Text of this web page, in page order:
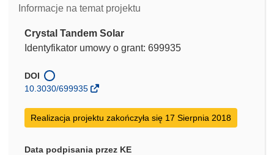
Informacje na temat projektu
Crystal Tandem Solar
Identyfikator umowy o grant: 699935
DOI
10.3030/699935
Realizacja projektu zakończyła się 17 Sierpnia 2018
Data podpisania przez KE